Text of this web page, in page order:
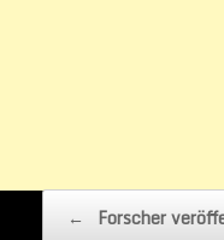
Beitragsnavigation
← Forscher